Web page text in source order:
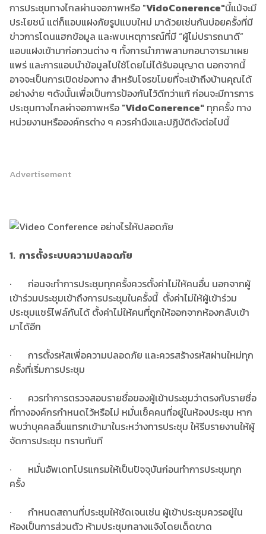
การประชุมทางไกลผ่านจอภาพหรือ "VidoConerence"นี้แม้จะมี
ประโยชน์ แต่ก็แอบแฝงภัยรูปแบบใหม่ มาด้วยเช่นกันบ่อยครั้งที่มี
ข่าวการโดนแฮกข้อมูล และพบเหตุการณ์ที่มี “ผู้ไม่ปรารถนาดี”
แอบแฝงเข้ามาก่อกวนต่าง ๆ ทั้งการนำภาพลามกอนาจารมาเผย
แพร่ และการแอบนำข้อมูลไปใช้โดยไม่ได้รับอนุญาต นอกจากนี้
อาจจะเป็นการเปิดช่องทาง สำหรับโจรขโมยที่จะเข้าถึงบ้านคุณได้
อย่างง่าย ๆดังนั้นเพื่อเป็นการป้องกันไว้ดีกว่าแก้ ก่อนจะมีการการ
ประชุมทางไกลผ่าจอภาพหรือ "VidoConerence" ทุกครั้ง ทาง
หน่วยงานหรือองค์กรต่าง ๆ ควรคำนึงและปฏิบัติดังต่อไปนี้
Advertisement
1. การตั้งระบบความปลอดภัย
· ก่อนจะทำการประชุมทุกครั้งควรตั้งค่าไม่ให้คนอื่น นอกจากผู้
เข้าร่วมประชุมเข้าถึงการประชุมในครั้งนี้ ตั้งค่าไม่ให้ผู้เข้าร่วม
ประชุมแชร์ไฟล์กันได้ ตั้งค่าไม่ให้คนที่ถูกให้ออกจากห้องกลับเข้า
มาได้อีก
· การตั้งรหัสเพื่อความปลอดภัย และควรสร้างรหัสผ่านใหม่ทุก
ครั้งที่เริ่มการประชุม
· ควรทำการตรวจสอบรายชื่อของผู้เข้าประชุมว่าตรงกับรายชื่อ
ที่ทางองค์กรกำหนดไว้หรือไม่ หมั่นเช็คคนที่อยู่ในห้องประชุม หาก
พบว่าบุคคลอื่นแทรกเข้ามาในระหว่างการประชุม ให้รีบรายงานให้ผู้
จัดการประชุม ทราบทันที
· หมั่นอัพเดทโปรแกรมให้เป็นปัจจุบันก่อนทำการประชุมทุก
ครั้ง
· กำหนดสถานที่ประชุมให้ชัดเจนเช่น ผู้เข้าประชุมควรอยู่ใน
ห้องเป็นการส่วนตัว ห้ามประชุมกลางแจ้งโดยเด็ดขาด